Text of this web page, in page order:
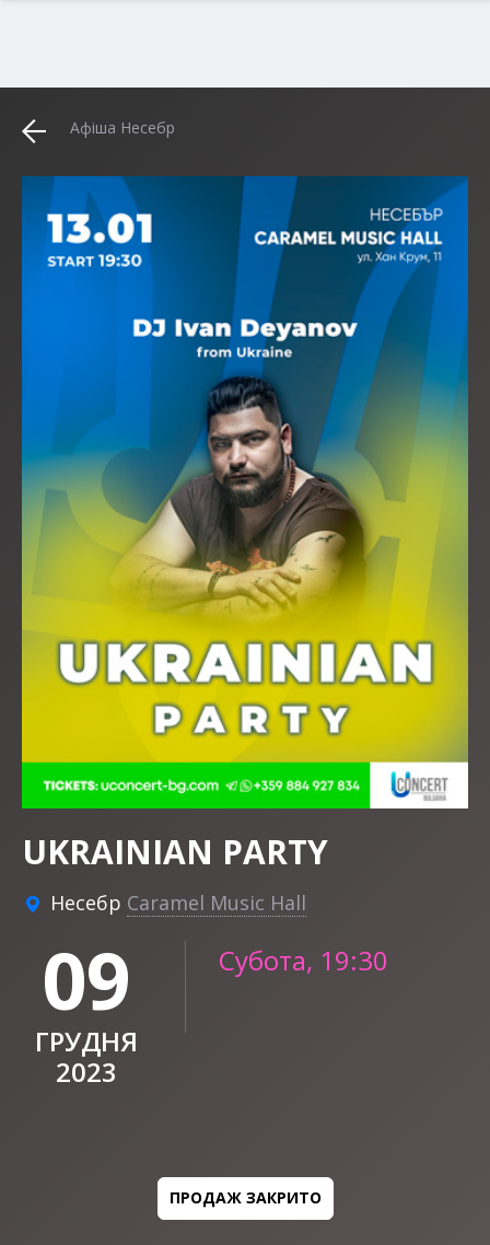
Афіша Несебр
UKRAINIAN PARTY
Несебр Caramel Music Hall
09
ГРУДНЯ
2023
Субота, 19:30
ПРОДАЖ ЗАКРИТО